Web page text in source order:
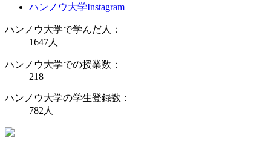
ハンノウ大学Instagram
ハンノウ大学で学んだ人：
1647人
ハンノウ大学での授業数：
218
ハンノウ大学の学生登録数：
782 人